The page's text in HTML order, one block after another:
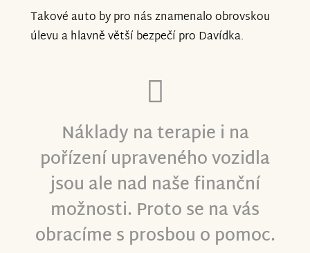
Takové auto by pro nás znamenalo obrovskou
úlevu a hlavně větší bezpečí pro Davídka.
Náklady na terapie i na
pořízení upraveného vozidla
jsou ale nad naše finanční
možnosti. Proto se na vás
obracíme s prosbou o pomoc.